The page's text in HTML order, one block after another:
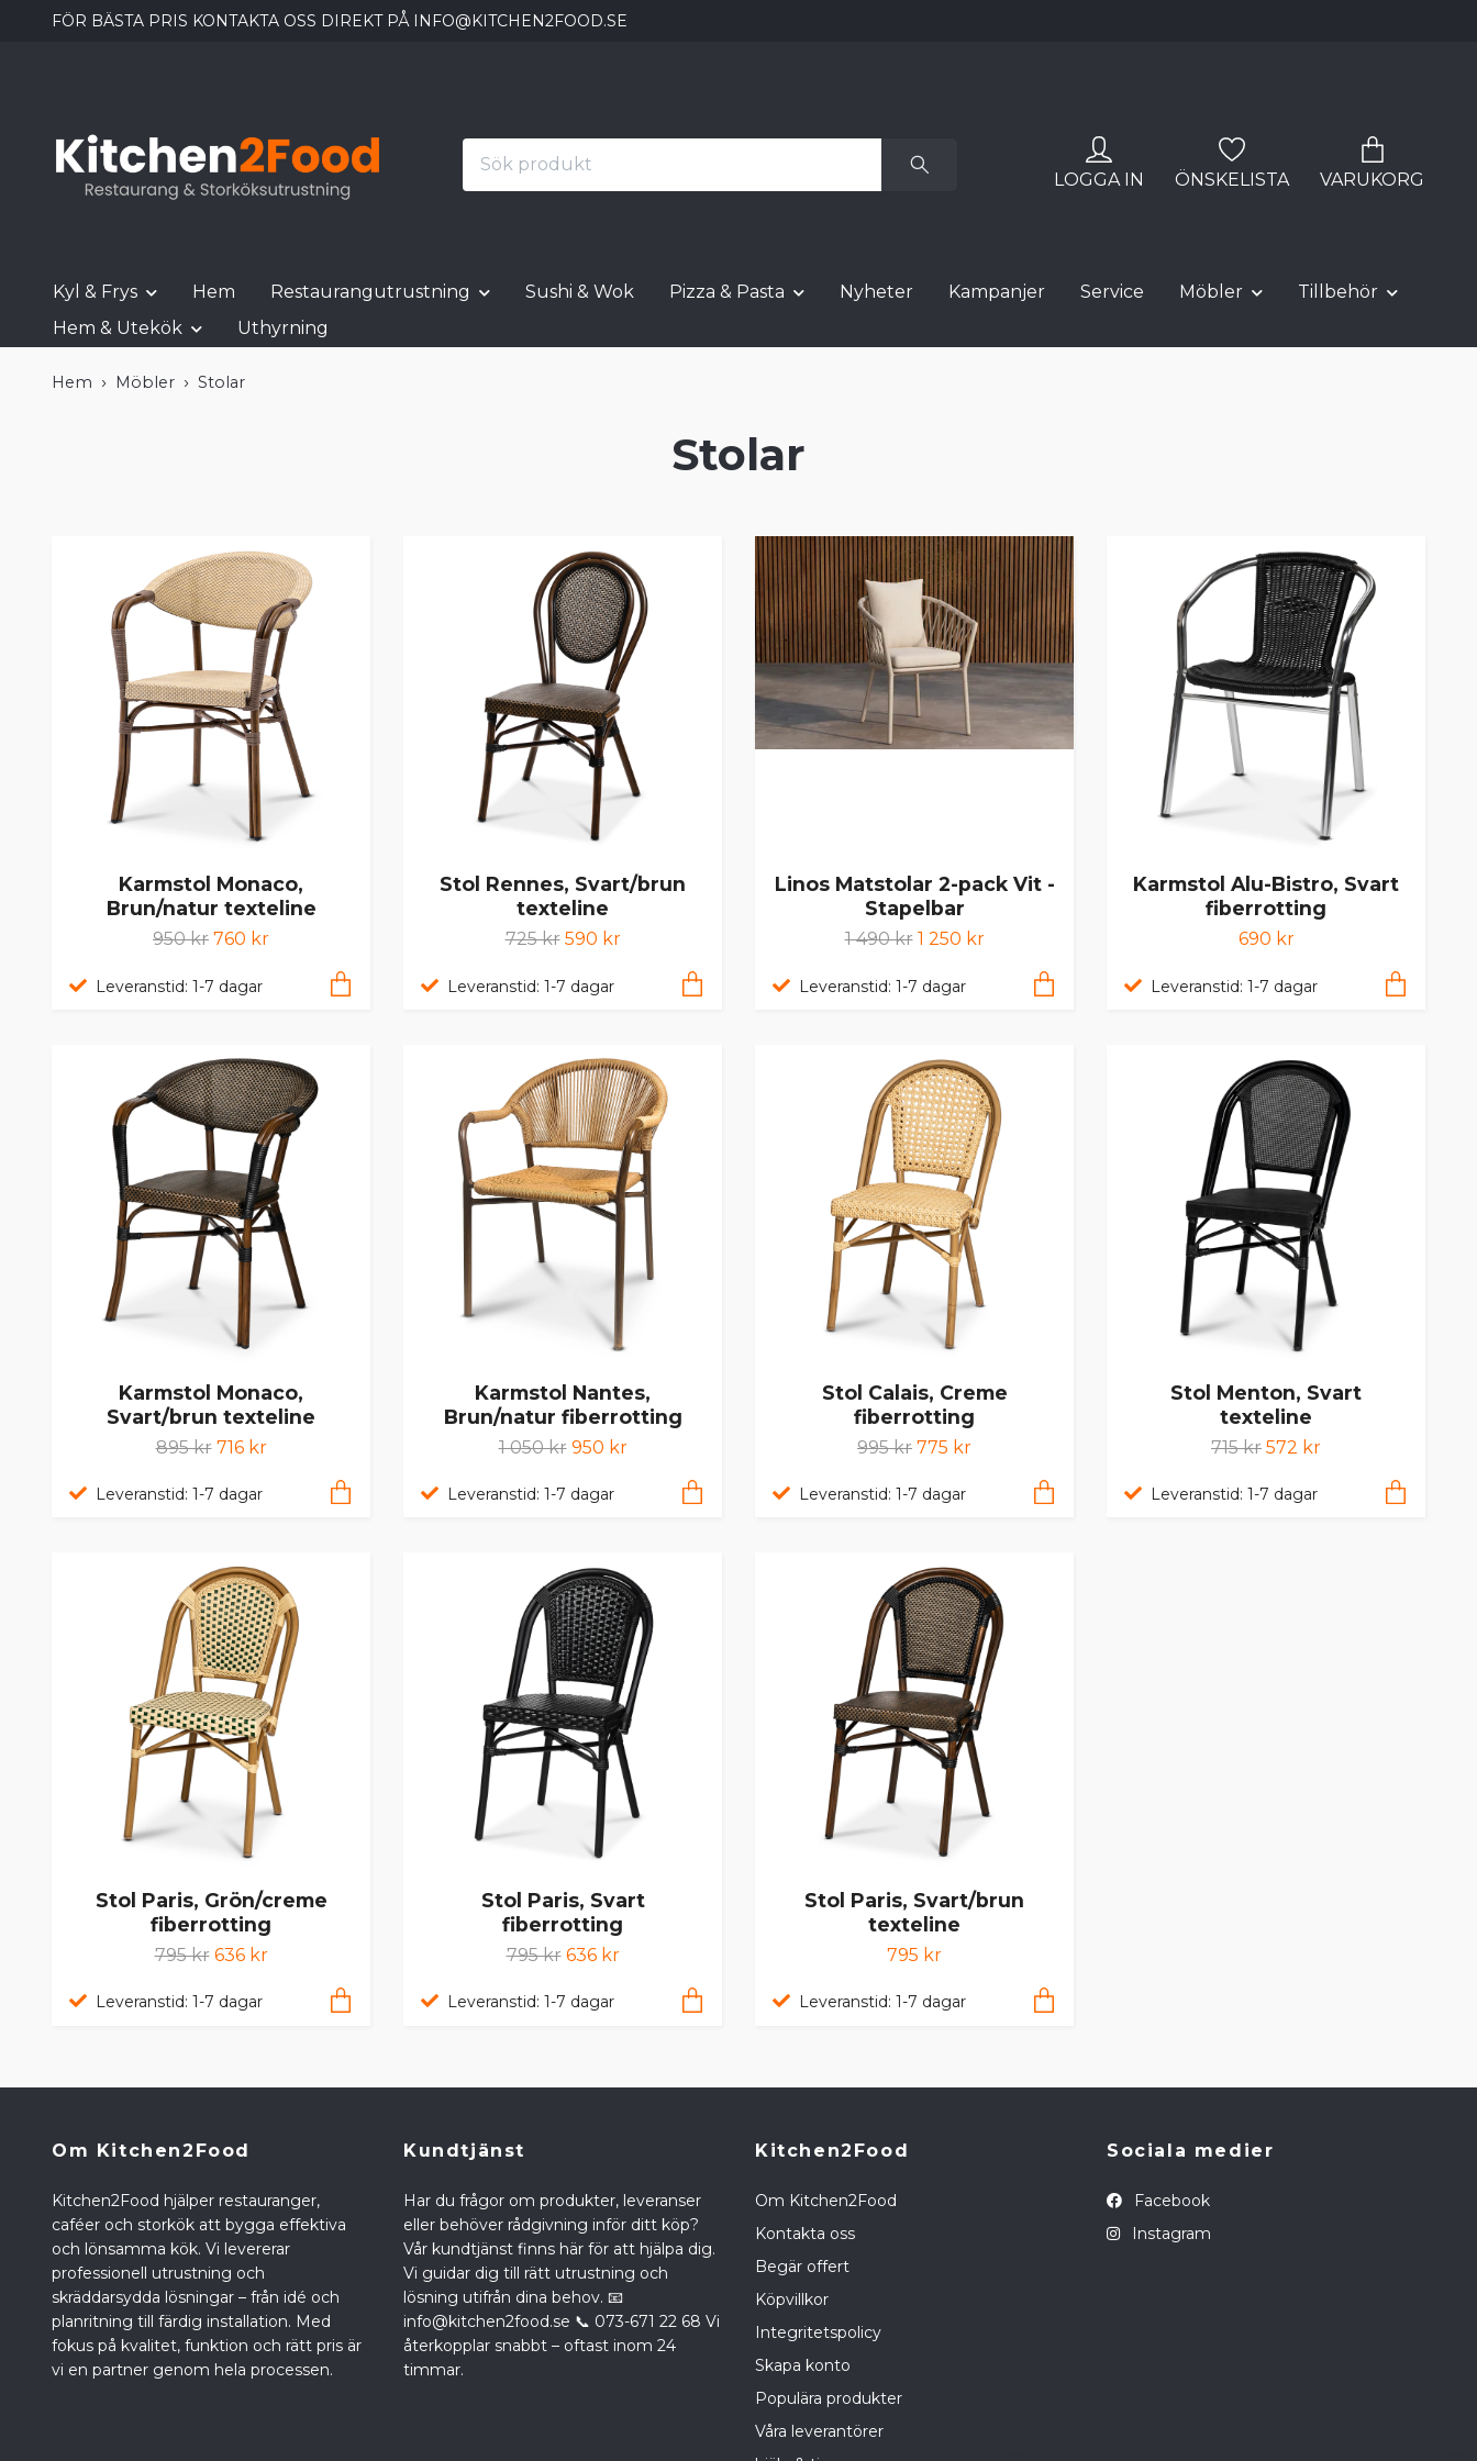
FÖR BÄSTA PRIS KONTAKTA OSS DIREKT PÅ INFO@KITCHEN2FOOD.SE
LOGGA IN ÖNSKELISTA VARUKORG
Kyl & Frys Hem Restaurangutrustning Sushi & Wok Pizza & Pasta Nyheter Kampanjer Service Möbler
Tillbehör
Hem & Utekök
Uthyrning
Hem Möbler Stolar
Stolar
Karmstol Monaco,
Brun/natur texteline
950 kr 760 kr
Leveranstid: 1-7 dagar
Stol Rennes, Svart/brun
texteline
725 kr 590 kr
Leveranstid: 1-7 dagar
Linos Matstolar 2-pack Vit -
Stapelbar
1 490 kr 1 250 kr
Leveranstid: 1-7 dagar
Karmstol Alu-Bistro, Svart
fiberrotting
690 kr
Leveranstid: 1-7 dagar
Karmstol Monaco,
Svart/brun texteline
895 kr 716 kr
Leveranstid: 1-7 dagar
Karmstol Nantes,
Brun/natur fiberrotting
1 050 kr 950 kr
Leveranstid: 1-7 dagar
Stol Calais, Creme
fiberrotting
995 kr 775 kr
Leveranstid: 1-7 dagar
Stol Menton, Svart
texteline
715 kr 572 kr
Leveranstid: 1-7 dagar
Stol Paris, Grön/creme
fiberrotting
795 kr 636 kr
Leveranstid: 1-7 dagar
Stol Paris, Svart
fiberrotting
795 kr 636 kr
Leveranstid: 1-7 dagar
Stol Paris, Svart/brun
texteline
795 kr
Leveranstid: 1-7 dagar
Om Kitchen2Food
Kitchen2Food hjälper restauranger,
caféer och storkök att bygga effektiva
och lönsamma kök. Vi levererar
professionell utrustning och
skräddarsydda lösningar – från idé och
planritning till färdig installation. Med
fokus på kvalitet, funktion och rätt pris är
vi en partner genom hela processen.
Kundtjänst
Har du frågor om produkter, leveranser
eller behöver rådgivning inför ditt köp?
Vår kundtjänst finns här för att hjälpa dig.
Vi guidar dig till rätt utrustning och
lösning utifrån dina behov. 📧
info@kitchen2food.se 📞 073-671 22 68 Vi
återkopplar snabbt – oftast inom 24
timmar.
Kitchen2Food
Om Kitchen2Food
Kontakta oss
Begär offert
Köpvillkor
Integritetspolicy
Skapa konto
Populära produkter
Våra leverantörer
Sociala medier
Facebook
Instagram